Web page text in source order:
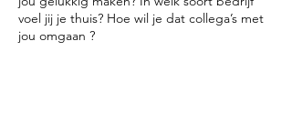
voel jij je thuis? Hoe wil je dat collega’s met
jou omgaan ?